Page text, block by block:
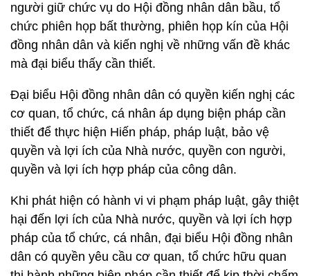
người giữ chức vụ do Hội đồng nhân dân bầu, tổ
chức phiên họp bất thường, phiên họp kín của Hội
đồng nhân dân và kiến nghị về những vấn đề khác
mà đại biểu thấy cần thiết.
Đại biểu Hội đồng nhân dân có quyền kiến nghị các
cơ quan, tổ chức, cá nhân áp dụng biện pháp cần
thiết để thực hiện Hiến pháp, pháp luật, bảo vệ
quyền và lợi ích của Nhà nước, quyền con người,
quyền và lợi ích hợp pháp của công dân.
Khi phát hiện có hành vi vi phạm pháp luật, gây thiệt
hại đến lợi ích của Nhà nước, quyền và lợi ích hợp
pháp của tổ chức, cá nhân, đại biểu Hội đồng nhân
dân có quyền yêu cầu cơ quan, tổ chức hữu quan